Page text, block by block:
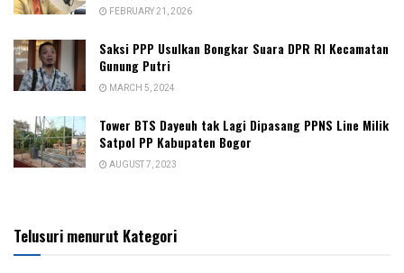
FEBRUARY 21, 2026
Saksi PPP Usulkan Bongkar Suara DPR RI Kecamatan
Gunung Putri
MARCH 5, 2024
Tower BTS Dayeuh tak Lagi Dipasang PPNS Line Milik
Satpol PP Kabupaten Bogor
AUGUST 7, 2023
Telusuri menurut Kategori